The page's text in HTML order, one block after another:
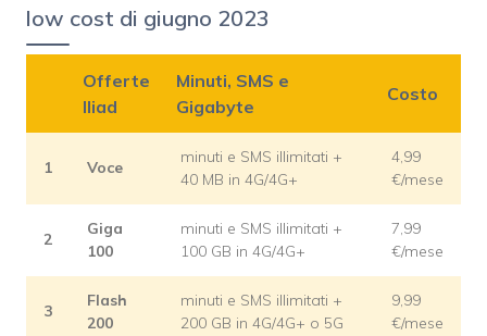
low cost di giugno 2023
Offerte
Iliad
Minuti, SMS e
Gigabyte
Costo
1 Voce
minuti e SMS illimitati +
40 MB in 4G/4G+
4,99
€/mese
2
Giga
100
minuti e SMS illimitati +
100 GB in 4G/4G+
7,99
€/mese
3
Flash
200
minuti e SMS illimitati +
200 GB in 4G/4G+ o 5G
9,99
€/mese